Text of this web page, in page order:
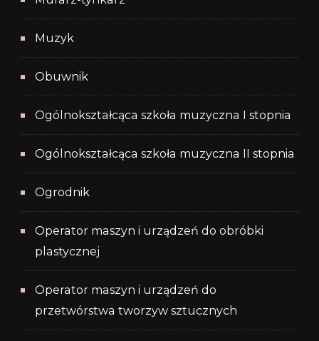
Muzyk
Obuwnik
Ogólnokształcąca szkoła muzyczna I stopnia
Ogólnokształcąca szkoła muzyczna II stopnia
Ogrodnik
Operator maszyn i urządzeń do obróbki
plastycznej
Operator maszyn i urządzeń do
przetwórstwa tworzyw sztucznych